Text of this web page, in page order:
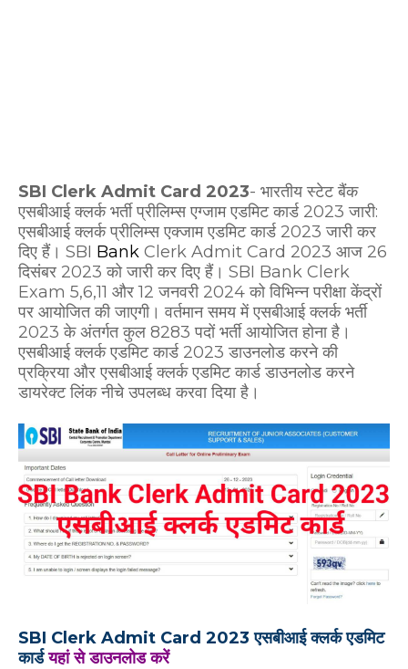
SBI Clerk Admit Card 2023- भारतीय स्टेट बैंक
एसबीआई क्लर्क भर्ती प्रीलिम्स एग्जाम एडमिट कार्ड 2023 जारी:
एसबीआई क्लर्क प्रीलिम्स एक्जाम एडमिट कार्ड 2023 जारी कर
दिए हैं। SBI Bank Clerk Admit Card 2023 आज 26
दिसंबर 2023 को जारी कर दिए हैं। SBI Bank Clerk
Exam 5,6,11 और 12 जनवरी 2024 को विभिन्न परीक्षा केंद्रों
पर आयोजित की जाएगी। वर्तमान समय में एसबीआई क्लर्क भर्ती
2023 के अंतर्गत कुल 8283 पदों भर्ती आयोजित होना है।
एसबीआई क्लर्क एडमिट कार्ड 2023 डाउनलोड करने की
प्रक्रिया और एसबीआई क्लर्क एडमिट कार्ड डाउनलोड करने
डायरेक्ट लिंक नीचे उपलब्ध करवा दिया है।
SBI Clerk Admit Card 2023 एसबीआई क्लर्क एडमिट
कार्डयहां से डाउनलोड करें